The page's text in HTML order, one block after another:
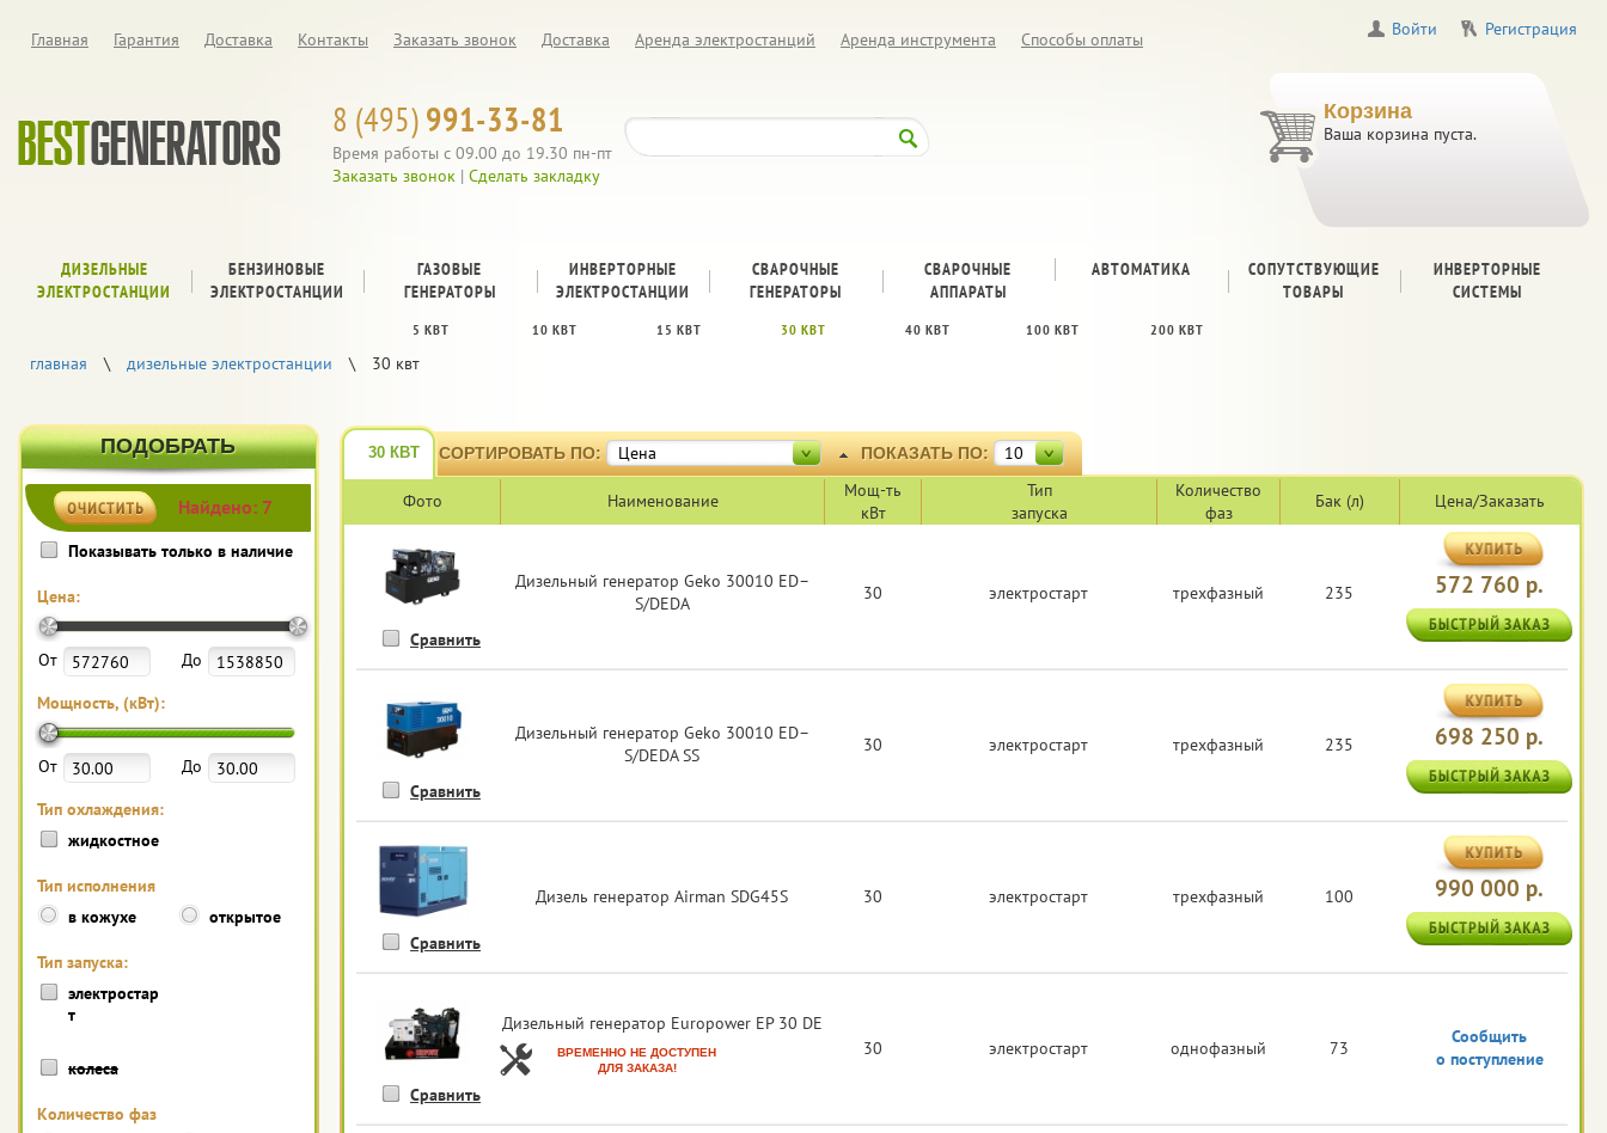
Главная Гарантия Доставка Контакты Заказать звонок Доставка Аренда электростанций Аренда инструмента Способы оплаты Войти Регистрация
8 (495)991-33-81
Время работы с 09.00 до 19.30 пн-пт
Заказать звонок| Сделать закладку
Корзина
Ваша корзина пуста.
ДИЗЕЛЬНЫЕ
ЭЛЕКТРОСТАНЦИИ
5 КВТ 10 КВТ 15 КВТ 30 КВТ 40 КВТ 100 КВТ 200 КВТ
БЕНЗИНОВЫЕ
ЭЛЕКТРОСТАНЦИИ
ГАЗОВЫЕ
ГЕНЕРАТОРЫ
ИНВЕРТОРНЫЕ
ЭЛЕКТРОСТАНЦИИ
СВАРОЧНЫЕ
ГЕНЕРАТОРЫ
CВАРОЧНЫЕ
АППАРАТЫ
АВТОМАТИКА
СОПУТСТВУЮЩИЕ
ТОВАРЫ
ИНВЕРТОРНЫЕ
СИСТЕМЫ
главная \ дизельные электростанции \ 30 квт
30 КВТ СОРТИРОВАТЬ ПО: Цена ПОКАЗАТЬ ПО: 10
Фото Наименование
Мощ-ть
кВт
Тип
запуска
Количество
фаз
Бак (л) Цена/Заказать
Сравнить
Дизельный генератор Geko 30010 ED–
S/DEDA
30 электростарт трехфазный 235 572 760 р.
Сравнить
Дизельный генератор Geko 30010 ED–
S/DEDA SS
30 электростарт трехфазный 235 698 250 р.
Сравнить
Дизель генератор Airman SDG45S 30 электростарт трехфазный 100 990 000 р.
Сравнить
Дизельный генератор Europower EP 30 DE
ВРЕМЕННО НЕ ДОСТУПЕН
ДЛЯ ЗАКАЗА!
30 электростарт однофазный 73
Сообщить
о поступление
ПОДОБРАТЬ
Найдено: 7
Показывать только в наличие
Цена:
От
До
Мощность, (кВт):
От
До
Тип охлаждения:
жидкостное
Тип исполнения
в кожухе
открытое
Тип запуска:
электростар
т
колеса
Количество фаз